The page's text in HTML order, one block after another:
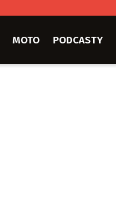
MOTO PODCASTY